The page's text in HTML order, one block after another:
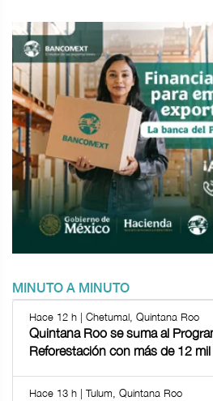
MINUTO A MINUTO
Hace 12 h | Chetumal, Quintana Roo
Quintana Roo se suma al
Reforestación con más de 12
Hace 13 h | Tulum, Quintana Roo